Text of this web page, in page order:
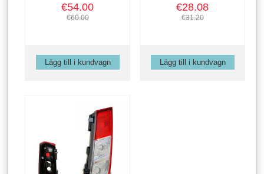
€54.00
€60.00
€28.08
€31.20